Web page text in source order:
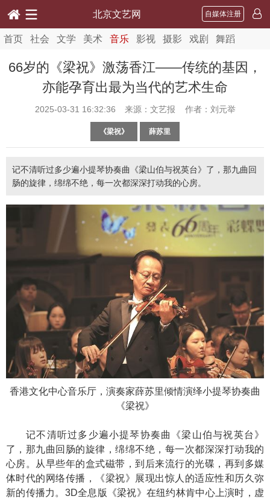
北京文艺网 自媒体注册
首页 社会 文学 美术 音乐 影视 摄影 戏剧 舞蹈
66岁的《梁祝》激荡香江——传统的基因，
亦能孕育出最为当代的艺术生命
2025-03-31 16:32:36 来源：文艺报 作者：刘元举
《梁祝》 薛苏里
记不清听过多少遍小提琴协奏曲《梁山伯与祝英台》了，那九曲回
肠的旋律，绵绵不绝，每一次都深深打动我的心房。
香港文化中心音乐厅，演奏家薛苏里倾情演绎小提琴协奏曲
《梁祝》
记不清听过多少遍小提琴协奏曲《梁山伯与祝英台》
了，那九曲回肠的旋律，绵绵不绝，每一次都深深打动我的
心房。从早些年的盒式磁带，到后来流行的光碟，再到多媒
体时代的网络传播，《梁祝》展现出惊人的适应性和历久弥
新的传播力。3D全息版《梁祝》在纽约林肯中心上演时，虚